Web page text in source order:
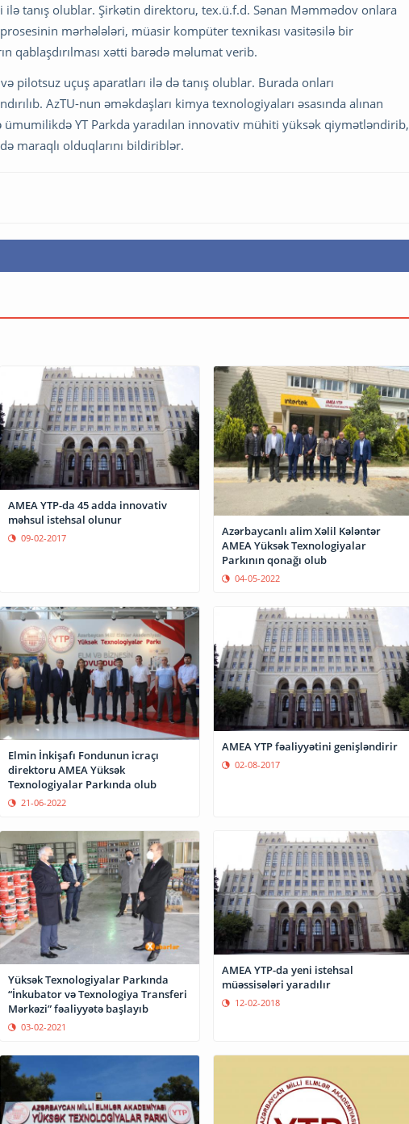
ilə tanış olublar. Şirkətin direktoru, tex.ü.f.d. Sənan Məmmədov onlara
mərhələləri, müasir kompüter texnikası vasitəsilə bir
qablaşdırılması xətti barədə məlumat verib.
pilotsuz uçuş aparatları ilə də tanış olublar. Burada onları
AzTU-nun əməkdaşları kimya texnologiyaları əsasında alınan
ümumilikdə YT Parkda yaradılan innovativ mühiti yüksək qiymətləndirib,
maraqlı olduqlarını bildiriblər.
AMEA YTP-da 45 adda innovativ
məhsul istehsal olunur
09-02-2017
Azərbaycanlı alim Xəlil Kələntər
AMEA Yüksək Texnologiyalar
Parkının qonağı olub
04-05-2022
Elmin İnkişafı Fondunun icraçı
direktoru AMEA Yüksək
Texnologiyalar Parkında olub
21-06-2022
AMEA YTP fəaliyyətini genişləndirir
02-08-2017
Yüksək Texnologiyalar Parkında
“İnkubator və Texnologiya Transferi
Mərkəzi” fəaliyyətə başlayıb
03-02-2021
AMEA YTP-da yeni istehsal
müəssisələri yaradılır
12-02-2018